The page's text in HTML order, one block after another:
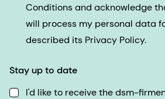
Conditions and acknowledge
will process my personal data
described its Privacy Policy.
Stay up to date
I'd like to receive the dsm-